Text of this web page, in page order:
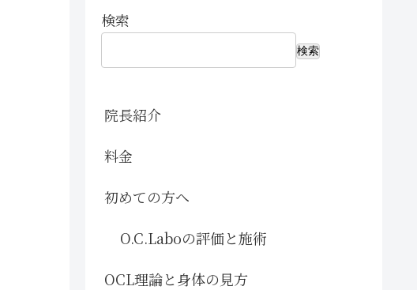
検索
検索
院長紹介
料金
初めての方へ
O.C.Laboの評価と施術
OCL理論と身体の見方